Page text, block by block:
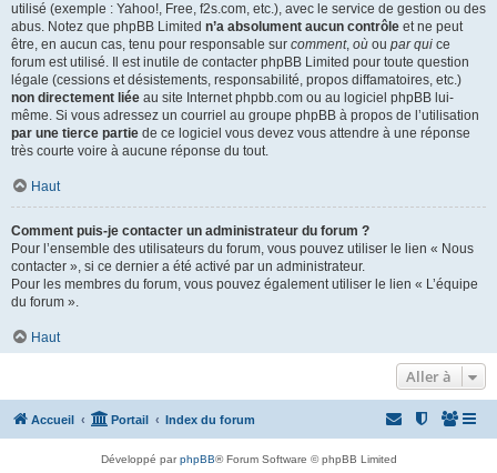
utilisé (exemple : Yahoo!, Free, f2s.com, etc.), avec le service de gestion ou des
abus. Notez que phpBB Limited n’a absolument aucun contrôle et ne peut
être, en aucun cas, tenu pour responsable sur comment, où ou par qui ce
forum est utilisé. Il est inutile de contacter phpBB Limited pour toute question
légale (cessions et désistements, responsabilité, propos diffamatoires, etc.)
non directement liée au site Internet phpbb.com ou au logiciel phpBB lui-
même. Si vous adressez un courriel au groupe phpBB à propos de l’utilisation
par une tierce partie de ce logiciel vous devez vous attendre à une réponse
très courte voire à aucune réponse du tout.
Haut
Comment puis-je contacter un administrateur du forum ?
Pour l’ensemble des utilisateurs du forum, vous pouvez utiliser le lien « Nous
contacter », si ce dernier a été activé par un administrateur.
Pour les membres du forum, vous pouvez également utiliser le lien « L’équipe
du forum ».
Haut
Aller à
Accueil Portail Index du forum
Développé parphpBB® Forum Software © phpBB Limited